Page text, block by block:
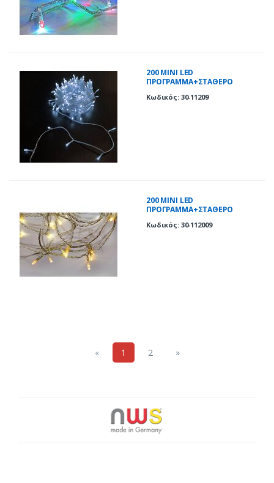
200 ΜΙΝΙ LED
ΠΡΟΓΡΑΜΜΑ+ΣΤΑΘΕΡΟ
Κωδικός: 30-11209
200 ΜΙΝΙ LED
ΠΡΟΓΡΑΜΜΑ+ΣΤΑΘΕΡΟ
Κωδικός: 30-112009
«Previous
1 2 »Next